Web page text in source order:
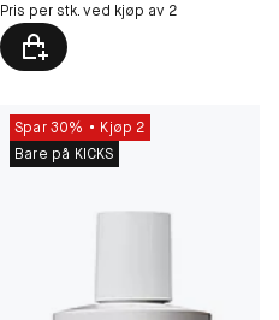
Pris per stk. ved kjøp av 2
Spar 30%
Kjøp 2
Bare på KICKS